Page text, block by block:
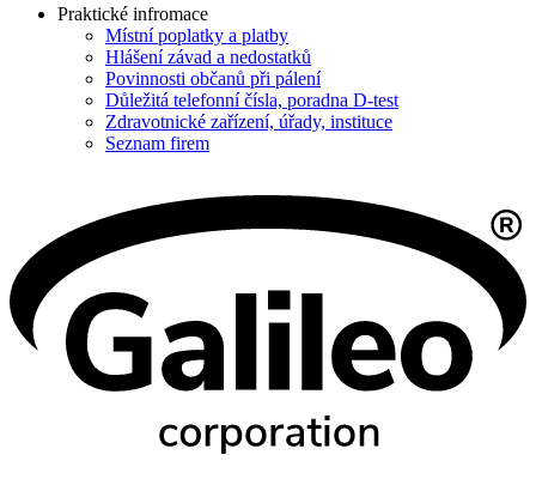
Praktické infromace
Místní poplatky a platby
Hlášení závad a nedostatků
Povinnosti občanů při pálení
Důležitá telefonní čísla, poradna D-test
Zdravotnické zařízení, úřady, instituce
Seznam firem